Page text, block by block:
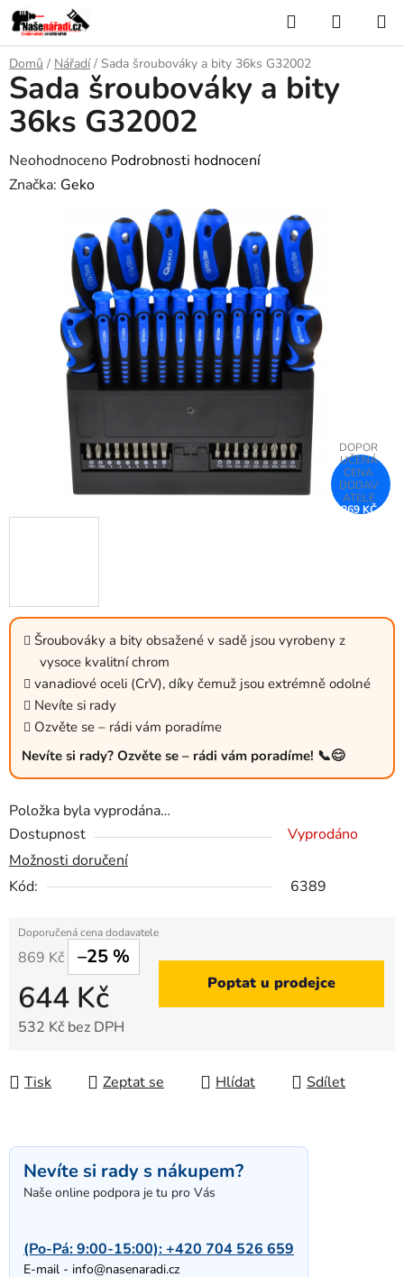
Přejít
na
obsah
Hledat
KOŠÍK
Domů / Nářadí / Sada šroubováky a bity 36ks G32002
Šroubováky a bity obsažené v sadě jsou vyrobeny z
vysoce kvalitní chrom
vanadiové oceli (CrV), díky čemuž jsou extrémně odolné
Nevíte si rady
Ozvěte se – rádi vám poradíme
Nevíte si rady? Ozvěte se – rádi vám poradíme! 📞😊
Položka byla vyprodána…
Dostupnost
Vyprodáno
Možnosti doručení
Kód:
6389
869 Kč –25 %
644 Kč
532 Kč bez DPH
Poptat u prodejce
Tisk Zeptat se Hlídat Sdílet
Sada šroubováky a bity
36ks G32002
Průměrné
hodnocení
hvězdiček.
Neohodnoceno Podrobnosti hodnocení
Značka: Geko
869 KČ
Nevíte si rady s nákupem?
Naše online podpora je tu pro Vás
(Po-Pá: 9:00-15:00):+420 704 526 659
E-mail - info@nasenaradi.cz